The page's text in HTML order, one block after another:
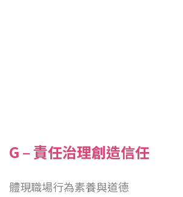
G – 責任治理創造信任
體現職場行為素養與道德